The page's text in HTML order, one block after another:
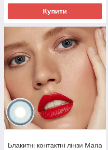
Купити
Блакитні контактні лінзи Maria